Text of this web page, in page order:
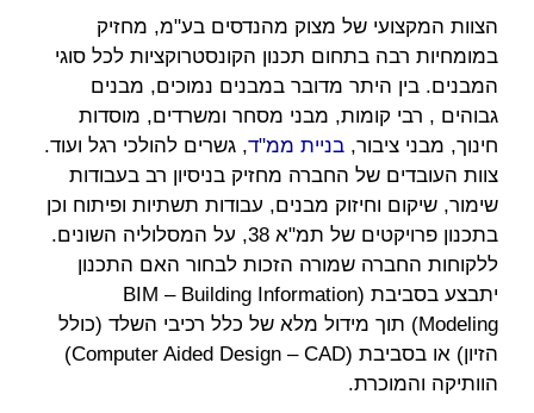
הצוות המקצועי של מצוק מהנדסים בע"מ, מחזיק
במומחיות רבה בתחום תכנון הקונסטרוקציות לכל סוגי
המבנים. בין היתר מדובר במבנים נמוכים, מבנים
גבוהים , רבי קומות, מבני מסחר ומשרדים, מוסדות
חינוך, מבני ציבור, בניית ממ"ד, גשרים להולכי רגל ועוד.
צוות העובדים של החברה מחזיק בניסיון רב בעבודות
שימור, שיקום וחיזוק מבנים, עבודות תשתיות ופיתוח וכן
בתכנון פרויקטים של תמ"א 38, על המסלוליה השונים.
ללקוחות החברה שמורה הזכות לבחור האם התכנון
יתבצע בסביבת (BIM – Building Information
Modeling) תוך מידול מלא של כלל רכיבי השלד (כולל
הזיון) או בסביבת (Computer Aided Design – CAD)
הוותיקה והמוכרת.